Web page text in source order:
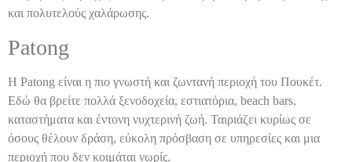
και πολυτελούς χαλάρωσης.
Patong
Η Patong είναι η πιο γνωστή και ζωντανή περιοχή του Πουκέτ.
Εδώ θα βρείτε πολλά ξενοδοχεία, εστιατόρια, beach bars,
καταστήματα και έντονη νυχτερινή ζωή. Ταιριάζει κυρίως σε
όσους θέλουν δράση, εύκολη πρόσβαση σε υπηρεσίες και μια
περιοχή που δεν κοιμάται νωρίς.